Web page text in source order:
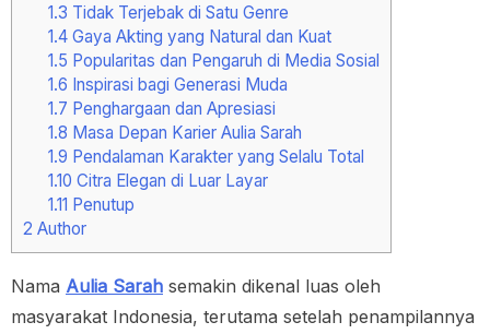
1.3 Tidak Terjebak di Satu Genre
1.4Gaya Akting yang Natural dan Kuat
1.5 Popularitas dan Pengaruh di Media Sosial
1.6 Inspirasi bagi Generasi Muda
1.7 Penghargaan dan Apresiasi
1.8 Masa Depan Karier Aulia Sarah
1.9 Pendalaman Karakter yang Selalu Total
1.10 Citra Elegan di Luar Layar
1.11 Penutup
2 Author
Nama Aulia Sarah semakin dikenal luas oleh
masyarakat Indonesia, terutama setelah penampilannya